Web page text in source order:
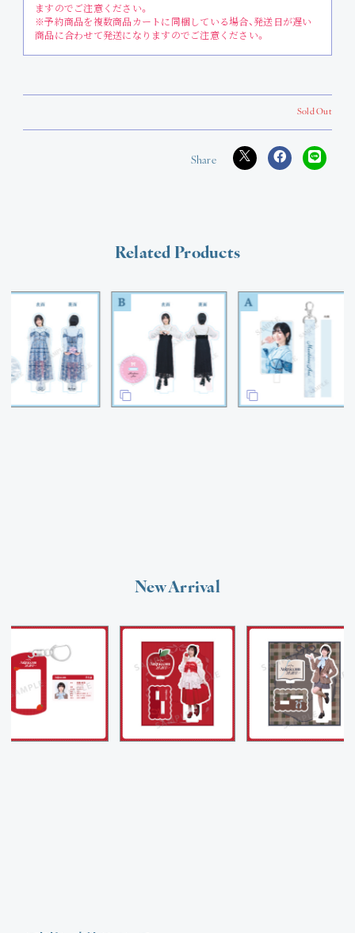
ますのでご注意ください。
※予約商品を複数商品カートに同梱している場合、発送日が遅い
商品に合わせて発送になりますのでご注意ください。
Sold Out
Related Products
New Arrival